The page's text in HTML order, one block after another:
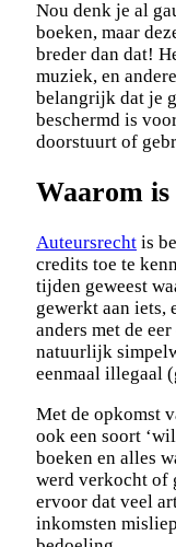
Nou denk je al
boeken, maar
breder dan dat!
muziek, en
belangrijk dat je
beschermd is
doorstuurt of
Waarom
Auteursrecht is
credits toe te
tijden geweest
gewerkt aan iets,
anders met de
natuurlijk
eenmaal illegaal
Met de opkomst
ook een soort
boeken en alles
werd verkocht of
ervoor dat veel
inkomsten